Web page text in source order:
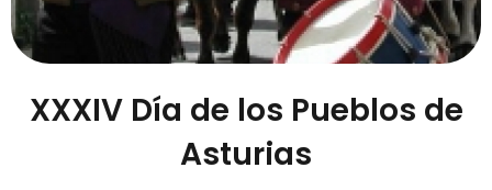
XXXIV Día de los Pueblos de
Asturias